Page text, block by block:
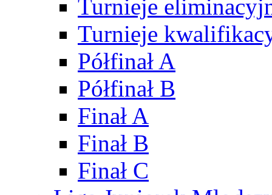
Turnieje
Turnieje
Półfinał A
Półfinał B
Finał A
Finał B
Finał C